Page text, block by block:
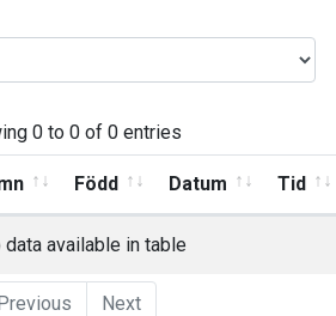
0 to 0 of 0 entries
Född Datum Tid
data available in table
Next